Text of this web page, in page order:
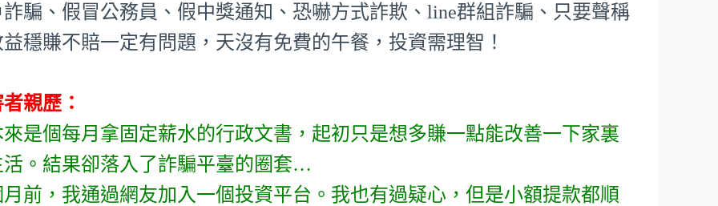
騙、假冒公務員、假中獎通知、恐嚇方式詐欺、line群組詐騙、只要聲稱
穩賺不賠一定有問題，天沒有免費的午餐，投資需理智！
親歷：
是個每月拿固定薪水的行政文書，起初只是想多賺一點能改善一下家裏
活。結果卻落入了詐騙平臺的圈套…
前，我通過網友加入一個投資平台。我也有過疑心，但是小額提款都順